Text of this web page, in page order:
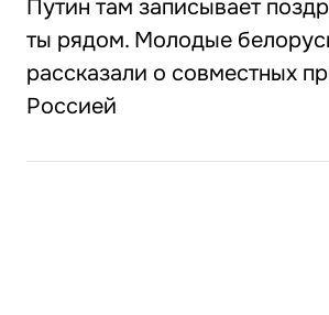
Путин там записывает
ты рядом. Молодые
рассказали о совместных
Россией